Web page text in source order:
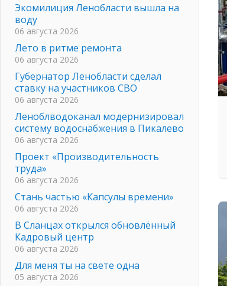
Экомилиция Ленобласти вышла на
воду
06 августа 2026
Лето в ритме ремонта
06 августа 2026
Губернатор Ленобласти сделал
ставку на участников СВО
06 августа 2026
Леноблводоканал модернизировал
систему водоснабжения в Пикалево
06 августа 2026
Проект «Производительность
труда»
06 августа 2026
Стань частью «Капсулы времени»
06 августа 2026
В Сланцах открылся обновлённый
Кадровый центр
06 августа 2026
Для меня ты на свете одна
05 августа 2026